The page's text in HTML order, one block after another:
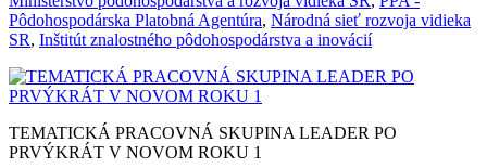
Pôdohospodárska Platobná Agentúra, Národná sieť rozvoja vidieka
SR, Inštitút znalostného pôdohospodárstva a inovácií
TEMATICKÁ PRACOVNÁ SKUPINA LEADER PO
PRVÝKRÁT V NOVOM ROKU 1